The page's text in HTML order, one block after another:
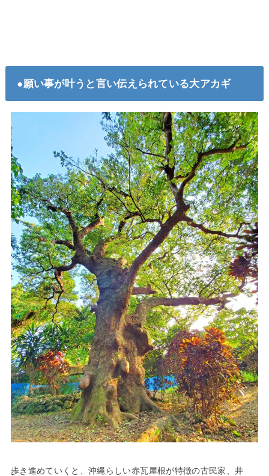
●願い事が叶うと言い伝えられている大アカギ
歩き進めていくと、沖縄らしい赤瓦屋根が特徴の古民家、井